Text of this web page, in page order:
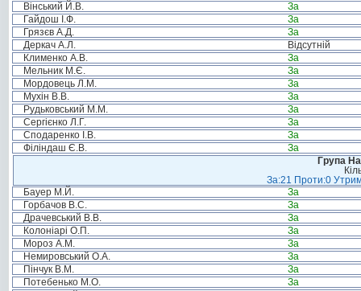
Вінський Й.В.
За
Гайдош І.Ф.
За
Грязєв А.Д.
За
Деркач А.Л.
Відсутній
Клименко А.В.
За
Мельник М.Є.
За
Мордовець Л.М.
За
Мухін В.В.
За
Рудьковський М.М.
За
Сергієнко Л.Г.
За
Сподаренко І.В.
За
Філіндаш Є.В.
За
Група
За:21 Проти:0
Бауер М.Й.
За
Горбачов В.С.
За
Драчевський В.В.
За
Колоніарі О.П.
За
Мороз А.М.
За
Немировський О.А.
За
Пінчук В.М.
За
Потебенько М.О.
За